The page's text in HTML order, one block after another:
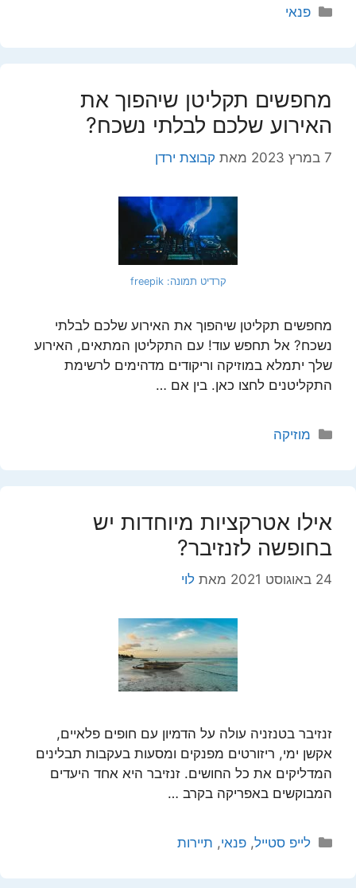
קטגוריות
פנאי
מחפשים תקליטן שיהפוך את
האירוע שלכם לבלתי נשכח?
7 במרץ 2023 מאת קבוצת ירדן
קרדיט תמונה: freepik
מחפשים תקליטן שיהפוך את האירוע שלכם לבלתי
נשכח? אל תחפש עוד! עם התקליטן המתאים, האירוע
שלך יתמלא במוזיקה וריקודים מדהימים לרשימת
התקליטנים לחצו כאן. בין אם …
קטגוריות
מוזיקה
אילו אטרקציות מיוחדות יש
בחופשה לזנזיבר?
24 באוגוסט 2021 מאת לוי
זנזיבר בטנזניה עולה על הדמיון עם חופים פלאיים,
אקשן ימי, ריזורטים מפנקים ומסעות בעקבות תבלינים
המדליקים את כל החושים. זנזיבר היא אחד היעדים
המבוקשים באפריקה בקרב …
קטגוריות
לייפ סטייל,פנאי, תיירות